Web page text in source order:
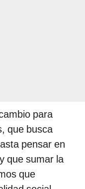
para
que busca
pensar en
que sumar la
que